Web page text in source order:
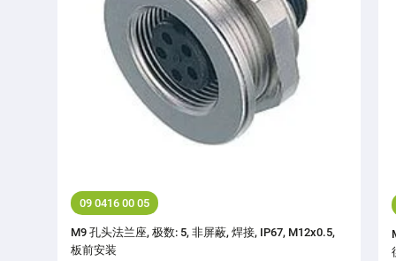
09 0416 00 05
M9 孔头法兰座, 极数: 5, 非屏蔽, 焊接, IP67, M12x0.5,
板前安装